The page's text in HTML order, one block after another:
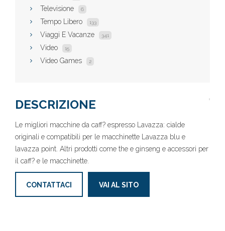
Televisione 6
Tempo Libero 133
Viaggi E Vacanze 341
Video 15
Video Games 2
DESCRIZIONE
Le migliori macchine da caff? espresso Lavazza: cialde
originali e compatibili per le macchinette Lavazza blu e
lavazza point. Altri prodotti come the e ginseng e accessori per
il caff? e le macchinette.
CONTATTACI VAI AL SITO